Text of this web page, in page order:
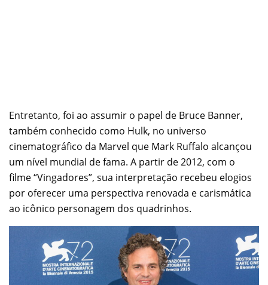
Entretanto, foi ao assumir o papel de Bruce Banner,
também conhecido como Hulk, no universo
cinematográfico da Marvel que Mark Ruffalo alcançou
um nível mundial de fama. A partir de 2012, com o
filme “Vingadores”, sua interpretação recebeu elogios
por oferecer uma perspectiva renovada e carismática
ao icônico personagem dos quadrinhos.